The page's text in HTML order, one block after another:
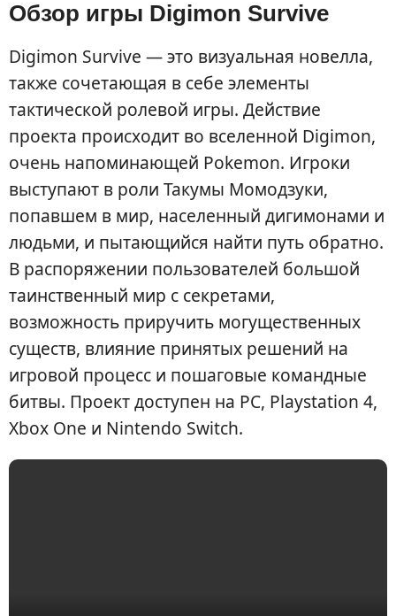
Обзор игры Digimon Survive
Digimon Survive — это визуальная новелла,
также сочетающая в себе элементы
тактической ролевой игры. Действие
проекта происходит во вселенной Digimon,
очень напоминающей Pokemon. Игроки
выступают в роли Такумы Момодзуки,
попавшем в мир, населенный дигимонами и
людьми, и пытающийся найти путь обратно.
В распоряжении пользователей большой
таинственный мир с секретами,
возможность приручить могущественных
существ, влияние принятых решений на
игровой процесс и пошаговые командные
битвы. Проект доступен на PC, Playstation 4,
Xbox One и Nintendo Switch.